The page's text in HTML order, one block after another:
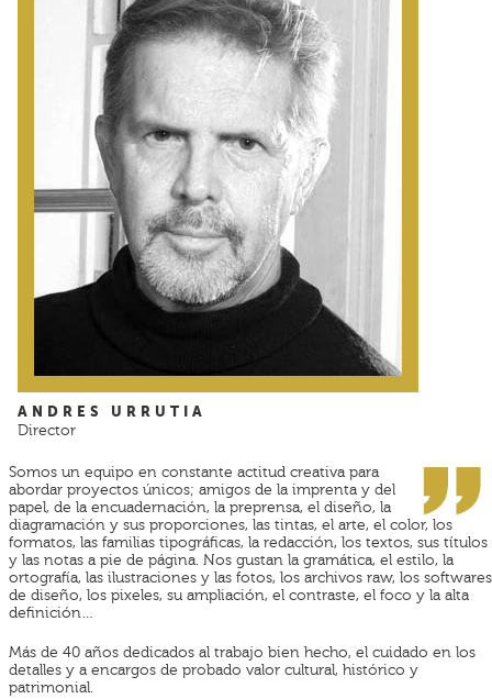
ANDRES URRUTIA
Director
Somos un equipo en constante actitud creativa para
abordar proyectos únicos; amigos de la imprenta y del
papel, de la encuadernación, la preprensa, el diseño, la
diagramación y sus proporciones, las tintas, el arte, el color, los
formatos, las familias tipográficas, la redacción, los textos, sus títulos
y las notas a pie de página. Nos gustan la gramática, el estilo, la
ortografía, las ilustraciones y las fotos, los archivos raw, los softwares
de diseño, los pixeles, su ampliación, el contraste, el foco y la alta
definición…
Más de 40 años dedicados al trabajo bien hecho, el cuidado en los
detalles y a encargos de probado valor cultural, histórico y
patrimonial.